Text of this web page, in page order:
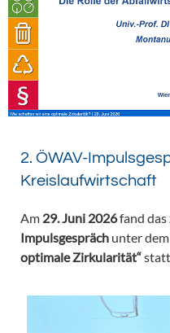
2. ÖWAV-
Kreislaufwirtschaft
Am 29. Juni 2026fand das
Impulsgespräch unter
optimale Zirkularität“statt.